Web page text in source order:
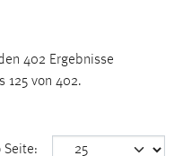
402 Ergebnisse
125 von 402.
Seite:
Einverständnis-